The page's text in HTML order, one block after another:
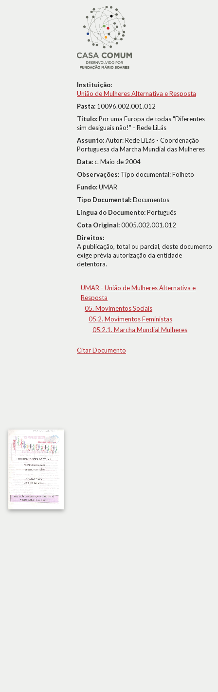
Instituição:
União de Mulheres Alternativa e Resposta
Pasta: 10096.002.001.012
Título:Por uma Europa de todas "Diferentes
sim desiguais não!" - Rede LiLás
Assunto:Autor: Rede LiLás - Coordenação
Portuguesa da Marcha Mundial das Mulheres
Data:c. Maio de 2004
Observações: Tipo documental: Folheto
Fundo:UMAR
Tipo Documental:Documentos
Língua do Documento:Português
Cota Original:0005.002.001.012
Direitos:
A publicação, total ou parcial, deste documento
exige prévia autorização da entidade
detentora.
UMAR - União de Mulheres Alternativa e
Resposta
05. Movimentos Sociais
05.2. Movimentos Feministas
05.2.1. Marcha Mundial Mulheres
Citar Documento